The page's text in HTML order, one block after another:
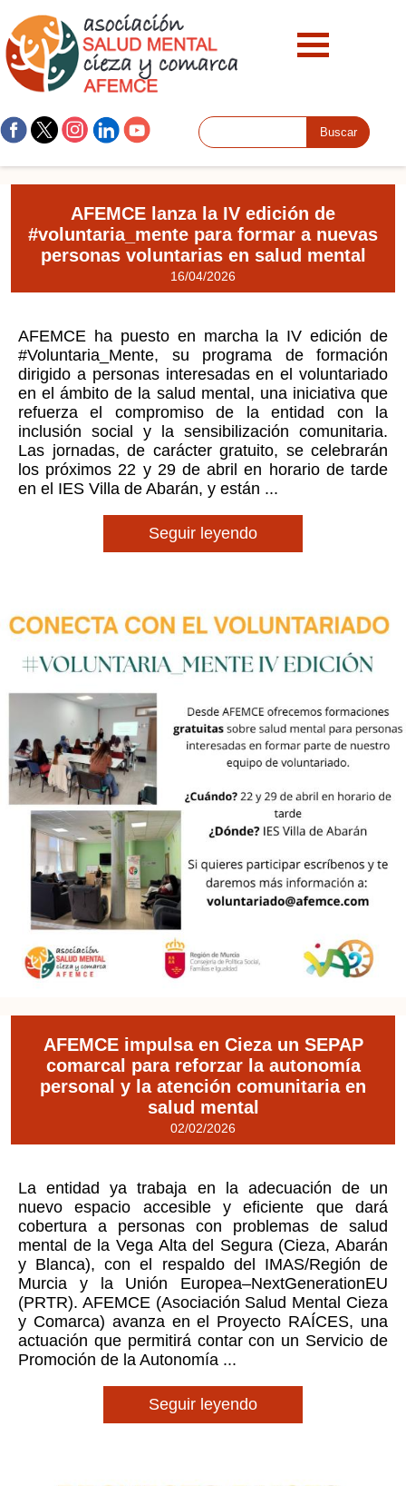
AFEMCE lanza la IV edición de
#voluntaria_mente para formar a nuevas
personas voluntarias en salud mental
16/04/2026
AFEMCE ha puesto en marcha la IV edición de
#Voluntaria_Mente, su programa de formación
dirigido a personas interesadas en el voluntariado
en el ámbito de la salud mental, una iniciativa que
refuerza el compromiso de la entidad con la
inclusión social y la sensibilización comunitaria.
Las jornadas, de carácter gratuito, se celebrarán
los próximos 22 y 29 de abril en horario de tarde
en el IES Villa de Abarán, y están ...
Seguir leyendo
AFEMCE impulsa en Cieza un SEPAP
comarcal para reforzar la autonomía
personal y la atención comunitaria en
salud mental
02/02/2026
La entidad ya trabaja en la adecuación de un
nuevo espacio accesible y eficiente que dará
cobertura a personas con problemas de salud
mental de la Vega Alta del Segura (Cieza, Abarán
y Blanca), con el respaldo del IMAS/Región de
Murcia y la Unión Europea–NextGenerationEU
(PRTR). AFEMCE (Asociación Salud Mental Cieza
y Comarca) avanza en el Proyecto RAÍCES, una
actuación que permitirá contar con un Servicio de
Promoción de la Autonomía ...
Seguir leyendo